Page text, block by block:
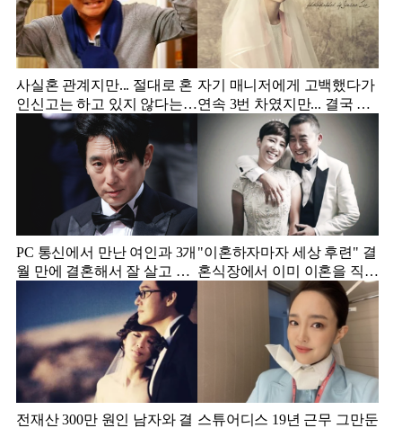
사실혼 관계지만... 절대로 혼
인신고는 하고 있지 않다는
배우
자기 매니저에게 고백했다가
연속 3번 차였지만... 결국 결
혼에 성공한 배우
PC 통신에서 만난 여인과 3개
월 만에 결혼해서 잘 살고 있
"이혼하자마자 세상 후련" 결
혼식장에서 이미 이혼을 직감
했었다는 배우
전재산 300만 원인 남자와 결 스튜어디스 19년 근무 그만둔